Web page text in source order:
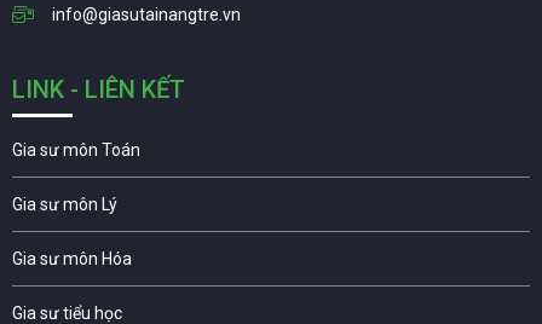
info@giasutainangtre.vn
LINK - LIÊN KẾT
Gia sư môn Toán
Gia sư môn Lý
Gia sư môn Hóa
Gia sư tiểu học